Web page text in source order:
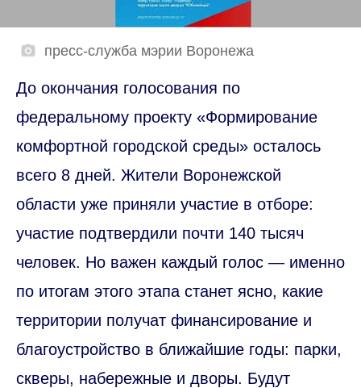
пресс-служба мэрии Воронежа
До окончания голосования по
федеральному проекту «Формирование
комфортной городской среды» осталось
всего 8 дней. Жители Воронежской
области уже приняли участие в отборе:
участие подтвердили почти 140 тысяч
человек. Но важен каждый голос — именно
по итогам этого этапа станет ясно, какие
территории получат финансирование и
благоустройство в ближайшие годы: парки,
скверы, набережные и дворы. Будут